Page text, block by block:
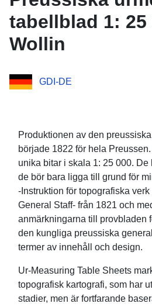
tabellblad 1: 25
Wollin
GDI-DE
Produktionen av den
började 1822 för hela
unika bitar i skala 1: 25 000. De
de bör bara ligga till grund för
-Instruktion för topografiska
General Staff- från 1821 och
anmärkningarna till provbladen
den kungliga preussiska
termer av innehåll och design.
Ur-Measuring Table Sheets
topografisk kartografi, som har
stadier, men är fortfarande